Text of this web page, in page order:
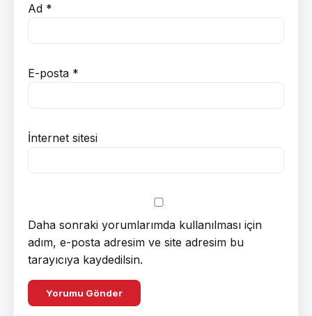
Ad *
E-posta *
İnternet sitesi
Daha sonraki yorumlarımda kullanılması için
adım, e-posta adresim ve site adresim bu
tarayıcıya kaydedilsin.